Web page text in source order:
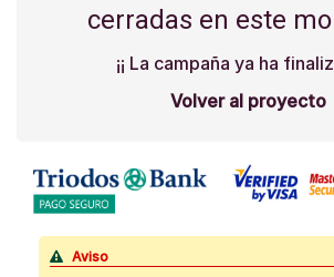
cerradas en este
¡¡ La campaña ya ha
Volver al proyecto
Aviso